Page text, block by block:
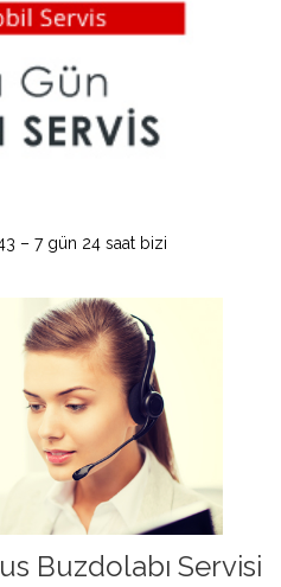
– 7 gün 24 saat bizi
Buzdolabı Servisi